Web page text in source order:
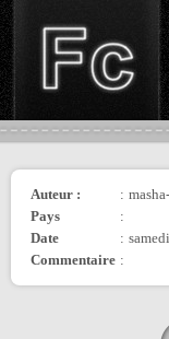
Auteur : :
Pays
:
Date
:
Commentaire :